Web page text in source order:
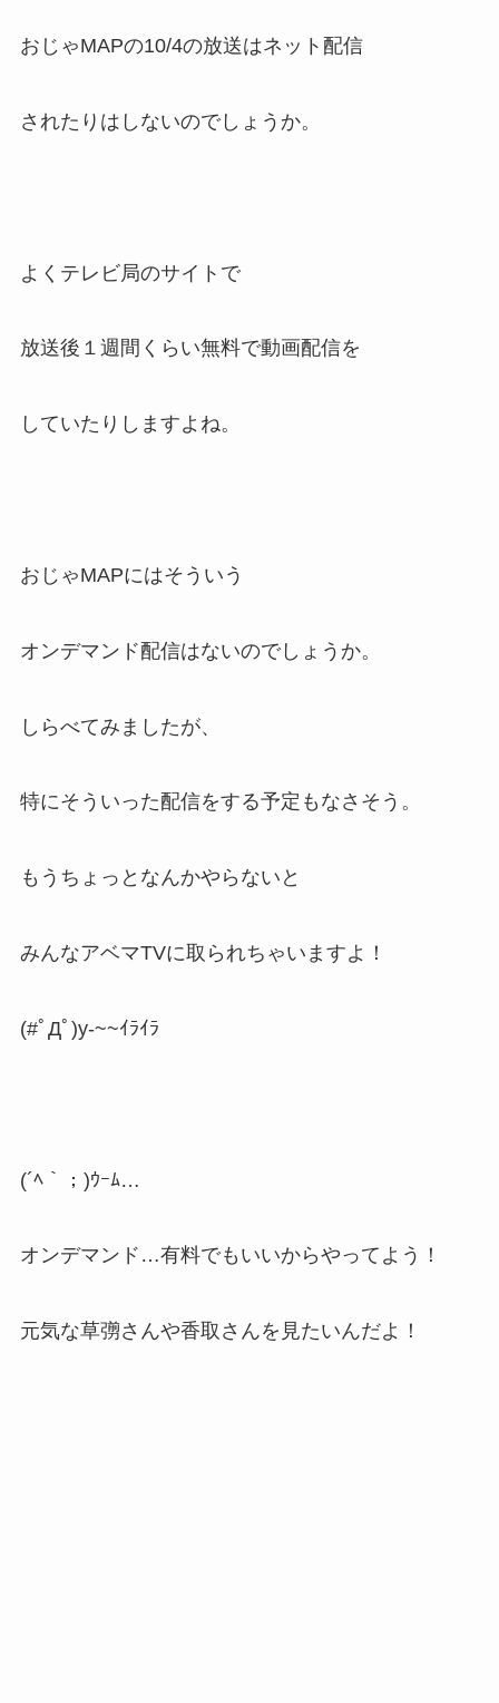
おじゃMAPの10/4の放送はネット配信
されたりはしないのでしょうか。
よくテレビ局のサイトで
放送後１週間くらい無料で動画配信を
していたりしますよね。
おじゃMAPにはそういう
オンデマンド配信はないのでしょうか。
しらべてみましたが、
特にそういった配信をする予定もなさそう。
もうちょっとなんかやらないと
みんなアベマTVに取られちゃいますよ！
(#ﾟДﾟ)y-~~ｲﾗｲﾗ
(´ﾍ｀；)ｳｰﾑ…
オンデマンド…有料でもいいからやってよう！
元気な草彅さんや香取さんを見たいんだよ！